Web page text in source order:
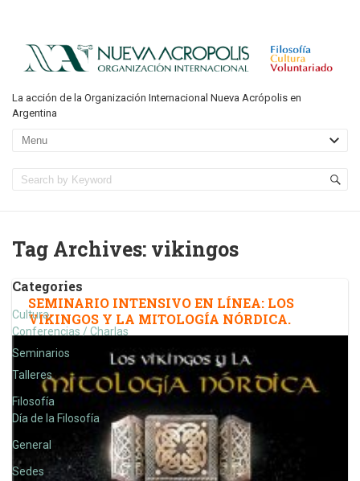
La acción de la Organización Internacional Nueva Acrópolis en
Argentina
Tag Archives: vikingos
Categories
Cultura
Conferencias / Charlas
Seminarios
Talleres
Filosofía
Día de la Filosofía
General
Sedes
SEMINARIO INTENSIVO EN LÍNEA: LOS
VIKINGOS Y LA MITOLOGÍA NÓRDICA.